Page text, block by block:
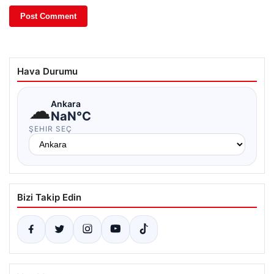
Hava Durumu
☁Ankara
NaN°C
ŞEHIR SEÇ
Bizi Takip Edin